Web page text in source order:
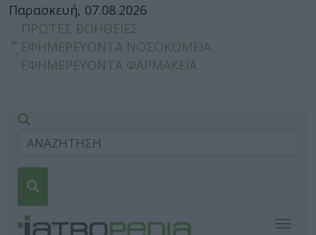
Παρασκευή, 07.08.2026
ΠΡΩΤΕΣ ΒΟΗΘΕΙΕΣ
ΕΦΗΜΕΡΕΥΟΝΤΑ ΝΟΣΟΚΟΜΕΙΑ
ΕΦΗΜΕΡΕΥΟΝΤΑ ΦΑΡΜΑΚΕΙΑ